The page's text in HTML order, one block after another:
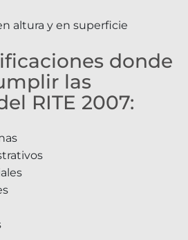
altura y en superficie
donde
las
RITE 2007: